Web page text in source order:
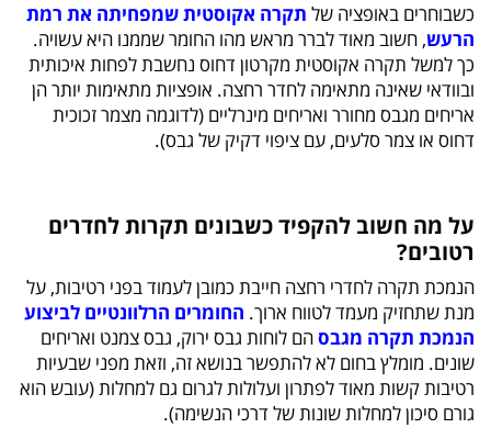
כשבוחרים באופציה של תקרה אקוסטית שמפחיתה את רמת
הרעש, חשוב מאוד לברר מראש מהו החומר שממנו היא עשויה.
כך למשל תקרה אקוסטית מקרטון דחוס נחשבת לפחות איכותית
ובוודאי שאינה מתאימה לחדר רחצה. אופציות מתאימות יותר הן
אריחים מגבס מחורר ואריחים מינרליים (לדוגמה מצמר זכוכית
דחוס או צמר סלעים, עם ציפוי דקיק של גבס).
על מה חשוב להקפיד כשבונים תקרות לחדרים
רטובים?
הנמכת תקרה לחדרי רחצה חייבת כמובן לעמוד בפני רטיבות, על
מנת שתחזיק מעמד לטווח ארוך. החומרים הרלוונטיים לביצוע
הנמכת תקרה מגבסהם לוחות גבס ירוק, גבס צמנט ואריחים
שונים. מומלץ בחום לא להתפשר בנושא זה, וזאת מפני שבעיות
רטיבות קשות מאוד לפתרון ועלולות לגרום גם למחלות (עובש הוא
גורם סיכון למחלות שונות של דרכי הנשימה).